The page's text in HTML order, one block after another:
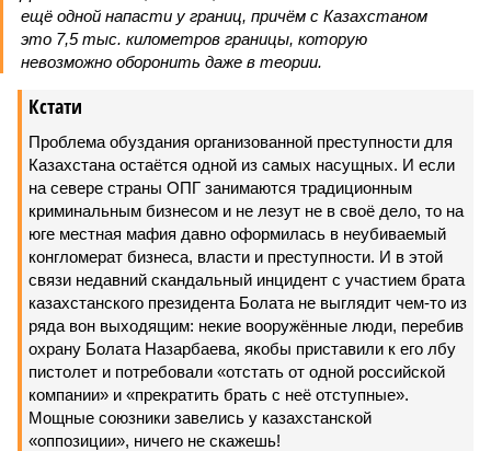
ещё одной напасти у границ, причём с Казахстаном
это 7,5 тыс. километров границы, которую
невозможно оборонить даже в теории.
Кстати
Проблема обуздания организованной преступности для
Казахстана остаётся одной из самых насущных. И если
на севере страны ОПГ занимаются традиционным
криминальным бизнесом и не лезут не в своё дело, то на
юге местная мафия давно оформилась в неубиваемый
конгломерат бизнеса, власти и преступности. И в этой
связи недавний скандальный инцидент с участием брата
казахстанского президента Болата не выглядит чем-то из
ряда вон выходящим: некие вооружённые люди, перебив
охрану Болата Назарбаева, якобы приставили к его лбу
пистолет и потребовали «отстать от одной российской
компании» и «прекратить брать с неё отступные».
Мощные союзники завелись у казахстанской
«оппозиции», ничего не скажешь!